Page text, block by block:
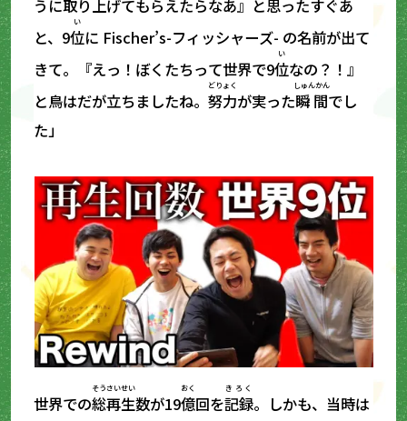
うに取り上げてもらえたらなあ』と思ったすぐあ
と、9位
い
に Fischer’s-フィッシャーズ- の名前が出て
きて。『えっ！ぼくたちって世界で9位
い
なの？！』
と鳥はだが立ちましたね。努力
どりょく
が実った瞬間
しゅんかん
でし
た」
世界での総
そう
再生
さいせい
数が19億
おく
回を記録
きろく
。しかも、当時は